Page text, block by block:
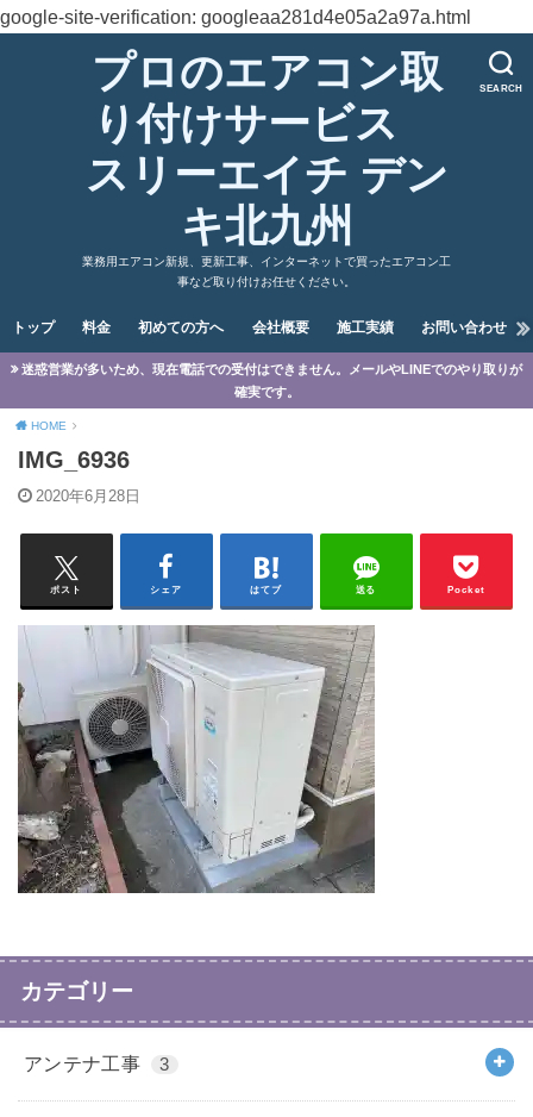
google-site-verification: googleaa281d4e05a2a97a.html
SEARCH
プロのエアコン取
り付けサービス
スリーエイチ デン
キ北九州
業務用エアコン新規、更新工事、インターネットで買ったエアコン工
事など取り付けお任せください。
トップ 料金 初めての方へ 会社概要 施工実績 お問い合わせ
迷惑営業が多いため、現在電話での受付はできません。メールやLINEでのやり取りが
確実です。
HOME
IMG_6936
2020年6月28日
ポスト シェア はてブ 送る Pocket
カテゴリー
アンテナ工事 3